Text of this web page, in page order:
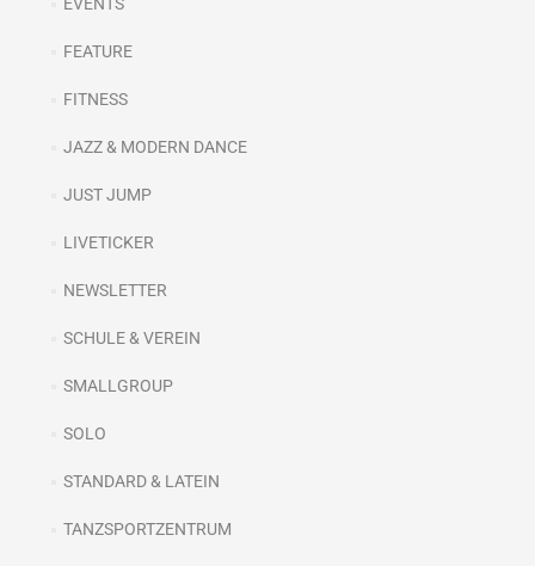
FEATURE
FITNESS
JAZZ & MODERN DANCE
JUST JUMP
LIVETICKER
NEWSLETTER
SCHULE & VEREIN
SMALLGROUP
SOLO
STANDARD & LATEIN
TANZSPORTZENTRUM